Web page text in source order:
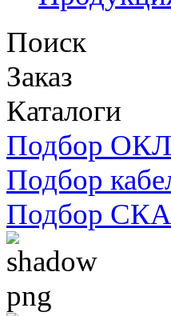
Поиск
Заказ
Каталоги
Подбор ОКЛ
Подбор
Подбор